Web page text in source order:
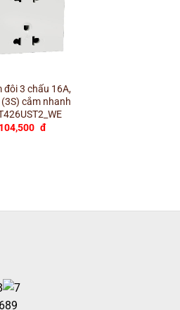
đôi 3 chấu 16A,
(3S) cắm nhanh
104,500 đ